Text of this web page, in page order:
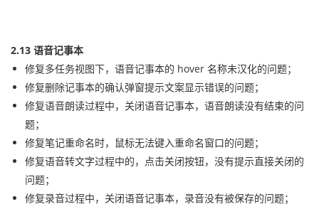
2.13 语音记事本
修复多任务视图下，语音记事本的 hover 名称未汉化的问题；
修复删除记事本的确认弹窗提示文案显示错误的问题；
修复语音朗读过程中，关闭语音记事本，语音朗读没有结束的问
题；
修复笔记重命名时，鼠标无法键入重命名窗口的问题；
修复语音转文字过程中的，点击关闭按钮，没有提示直接关闭的
问题；
修复录音过程中，关闭语音记事本，录音没有被保存的问题；